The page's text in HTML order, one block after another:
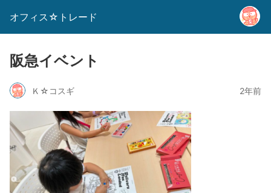
オフィス☆トレード
阪急イベント
Ｋ☆コスギ 2年前